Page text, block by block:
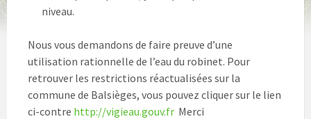
niveau.
Nous vous demandons de faire preuve d’une
utilisation rationnelle de l’eau du robinet. Pour
retrouver les restrictions réactualisées sur la
commune de Balsièges, vous pouvez cliquer sur le lien
ci-contre http://vigieau.gouv.fr Merci